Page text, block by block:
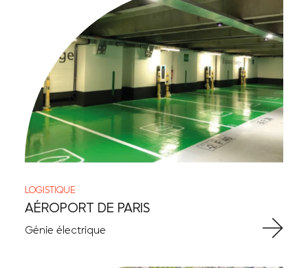
LOGISTIQUE
AÉROPORT DE PARIS
Génie électrique